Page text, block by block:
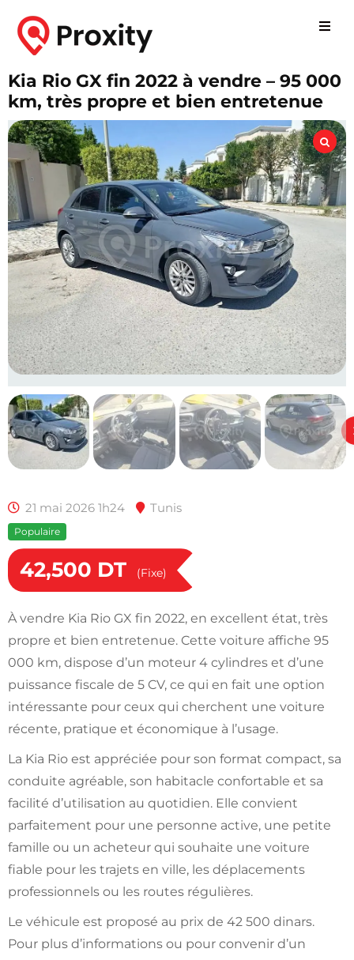
Kia Rio GX fin 2022 à vendre – 95 000
km, très propre et bien entretenue
21 mai 2026 1h24 Tunis
Populaire
42,500 DT (Fixe)
À vendre Kia Rio GX fin 2022, en excellent état, très
propre et bien entretenue. Cette voiture affiche 95
000 km, dispose d’un moteur 4 cylindres et d’une
puissance fiscale de 5 CV, ce qui en fait une option
intéressante pour ceux qui cherchent une voiture
récente, pratique et économique à l’usage.
La Kia Rio est appréciée pour son format compact, sa
conduite agréable, son habitacle confortable et sa
facilité d’utilisation au quotidien. Elle convient
parfaitement pour une personne active, une petite
famille ou un acheteur qui souhaite une voiture
fiable pour les trajets en ville, les déplacements
professionnels ou les routes régulières.
Le véhicule est proposé au prix de 42 500 dinars.
Pour plus d’informations ou pour convenir d’un